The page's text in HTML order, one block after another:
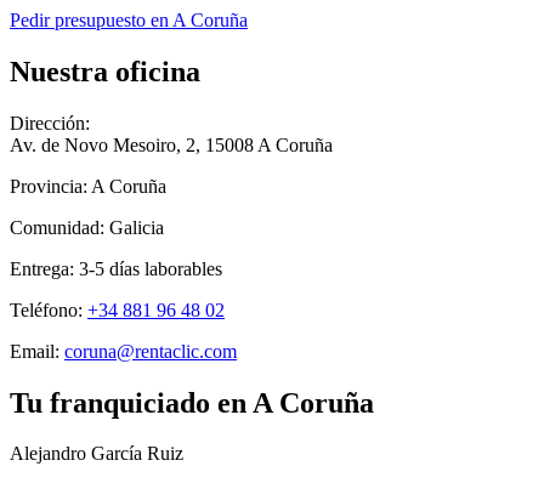
Pedir presupuesto en A Coruña
Nuestra oficina
Dirección:
Av. de Novo Mesoiro, 2, 15008 A Coruña
Provincia: A Coruña
Comunidad: Galicia
Entrega: 3-5 días laborables
Teléfono: +34 881 96 48 02
Email: coruna@rentaclic.com
Tu franquiciado en A Coruña
Alejandro García Ruiz